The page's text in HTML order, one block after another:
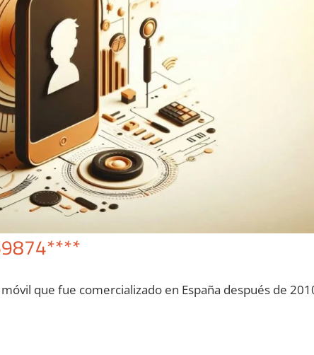
quе fue comercializado en España después dе